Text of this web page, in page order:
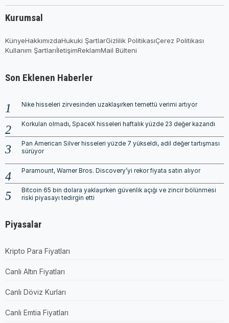
Kurumsal
KünyeHakkımızdaHukuki ŞartlarGizlilik PolitikasıÇerez Politikası
Kullanım ŞartlarıİletişimReklamMail Bülteni
Son Eklenen Haberler
Nike hisseleri zirvesinden uzaklaşırken temettü verimi artıyor
Korkulan olmadı, SpaceX hisseleri haftalık yüzde 23 değer kazandı
Pan American Silver hisseleri yüzde 7 yükseldi, adil değer tartışması
sürüyor
Paramount, Warner Bros. Discovery’yi rekor fiyata satın alıyor
Bitcoin 65 bin dolara yaklaşırken güvenlik açığı ve zincir bölünmesi
riski piyasayı tedirgin etti
Piyasalar
Kripto Para Fiyatları
Canlı Altın Fiyatları
Canlı Döviz Kurları
Canlı Emtia Fiyatları